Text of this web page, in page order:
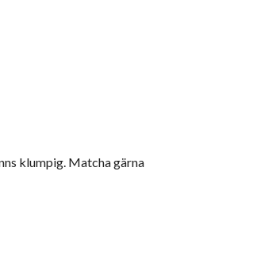
klumpig. Matcha gärna